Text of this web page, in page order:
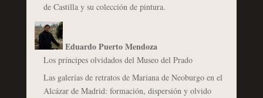
de Castilla y su colección de pintura.
Eduardo Puerto Mendoza
Los príncipes olvidados del Museo del Prado
Las galerías de retratos de Mariana de Neoburgo en el
Alcázar de Madrid: formación, dispersión y olvido